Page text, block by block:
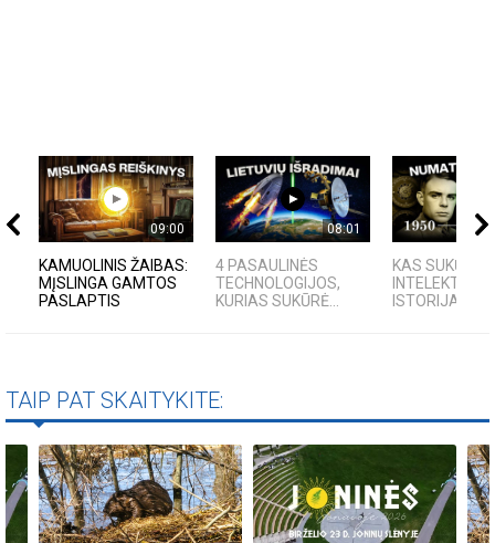
09:00
KAMUOLINIS ŽAIBAS:
MĮSLINGA GAMTOS
PASLAPTIS
08:01
4 PASAULINĖS
TECHNOLOGIJOS,
KURIAS SUKŪRĖ...
KAS SUKŪRĖ
INTELEKTĄ?
ISTORIJA IR
TAIP PAT SKAITYKITE: